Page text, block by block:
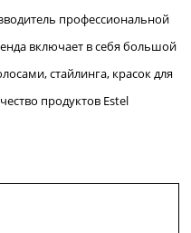
профессиональной
включает в себя большой
стайлинга, красок для
продуктов Estel
мастерами- парикмахерами,